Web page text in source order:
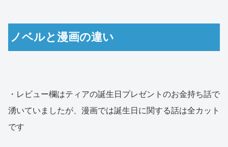
ノベルと漫画の違い
・レビュー欄はティアの誕生日プレゼントのお金持ち話で
湧いていましたが、漫画では誕生日に関する話は全カット
です